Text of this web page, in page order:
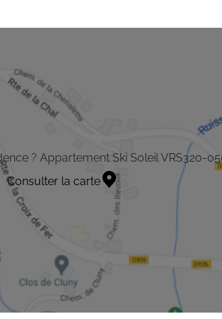
? Appartement Ski Soleil VRS320-
Consulter la carte